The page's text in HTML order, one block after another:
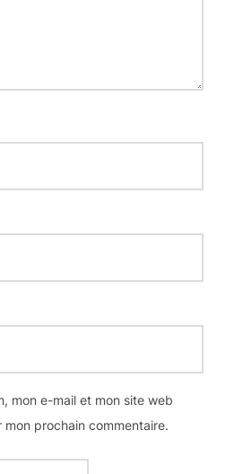
mon e-mail et mon site web
prochain commentaire.